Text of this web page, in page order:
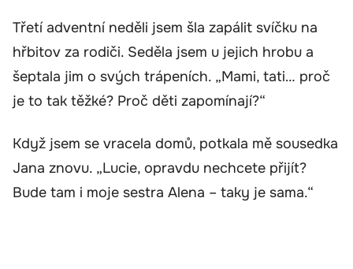
Třetí adventní neděli jsem šla zapálit svíčku na
hřbitov za rodiči. Seděla jsem u jejich hrobu a
šeptala jim o svých trápeních. „Mami, tati… proč
je to tak těžké? Proč děti zapomínají?“
Když jsem se vracela domů, potkala mě sousedka
Jana znovu. „Lucie, opravdu nechcete přijít?
Bude tam i moje sestra Alena – taky je sama.“